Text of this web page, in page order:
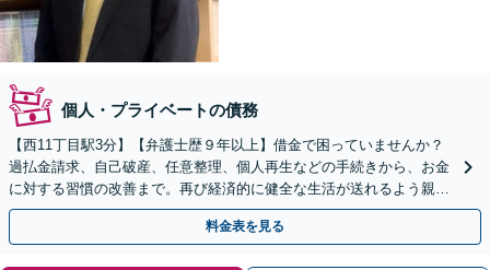
個人・プライベートの債務
【西11丁目駅3分】【弁護士歴９年以上】借金で困っていませんか？
過払金請求、自己破産、任意整理、個人再生などの手続きから、お金
に対する習慣の改善まで。再び経済的に健全な生活が送れるよう親身
にサポートします。【分割払いOK】【法テラス可】
料金表を見る